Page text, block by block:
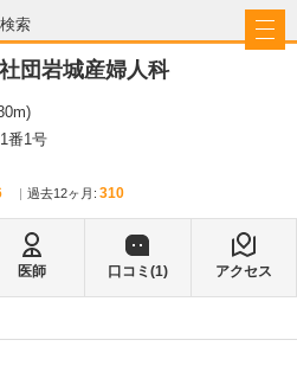
索
団岩城産婦人科
)
番1号
過去12ヶ月: 310
医師 口コミ(1) アクセス